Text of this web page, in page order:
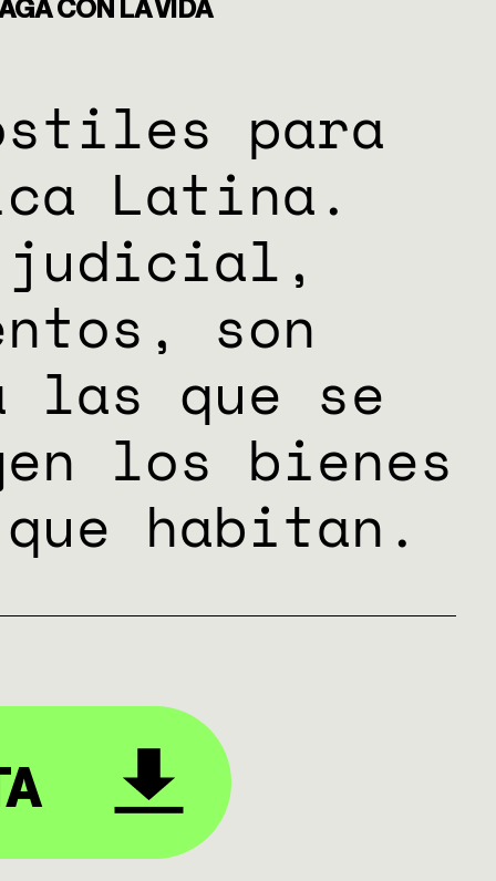
para
Latina.
judicial,
son
las que se
los bienes
habitan.